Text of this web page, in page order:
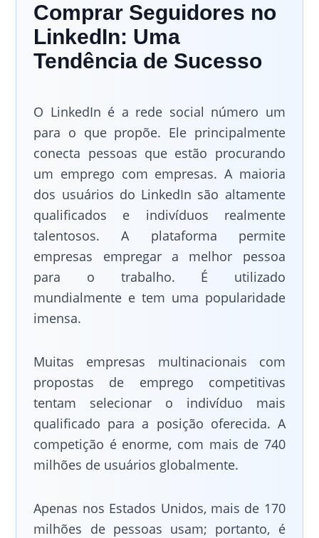
Comprar Seguidores no
LinkedIn: Uma
Tendência de Sucesso
O LinkedIn é a rede social número um
para o que propõe. Ele principalmente
conecta pessoas que estão procurando
um emprego com empresas. A maioria
dos usuários do LinkedIn são altamente
qualificados e indivíduos realmente
talentosos. A plataforma permite
empresas empregar a melhor pessoa
para o trabalho. É utilizado
mundialmente e tem uma popularidade
imensa.
Muitas empresas multinacionais com
propostas de emprego competitivas
tentam selecionar o indivíduo mais
qualificado para a posição oferecida. A
competição é enorme, com mais de 740
milhões de usuários globalmente.
Apenas nos Estados Unidos, mais de 170
milhões de pessoas usam; portanto, é